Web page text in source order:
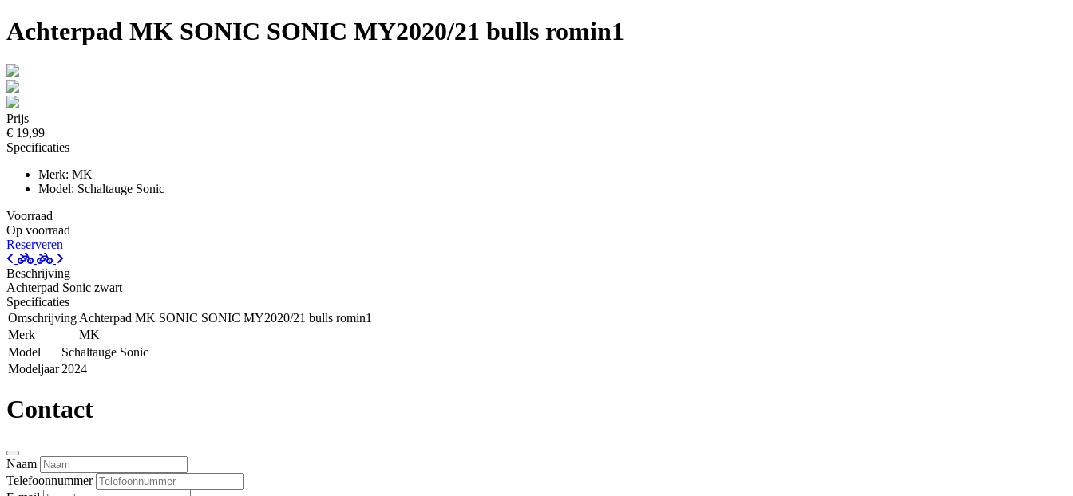
Achterpad MK SONIC SONIC MY2020/21 bulls romin1
Prijs
€ 19,99
Specificaties
Merk: MK
Model: Schaltauge Sonic
Voorraad
Op voorraad
Reserveren
Beschrijving
Achterpad Sonic zwart
Specificaties
Omschrijving Achterpad MK SONIC SONIC MY2020/21 bulls romin1
Merk
MK
Model
Schaltauge Sonic
Modeljaar 2024
Contact
Naam
Telefoonnummer